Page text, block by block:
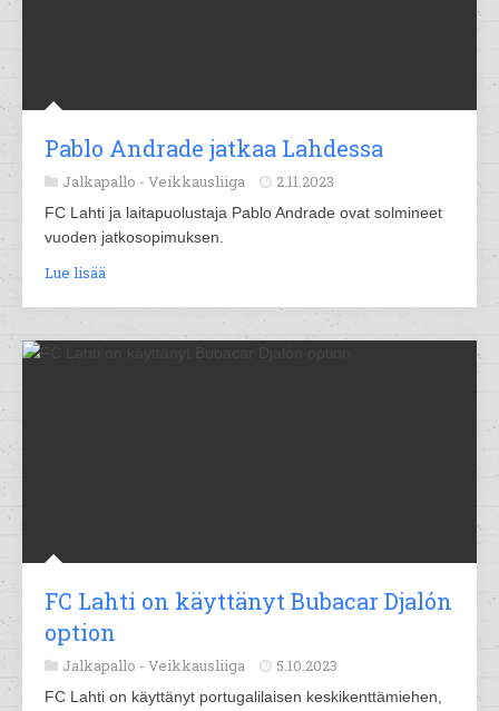
Pablo Andrade jatkaa Lahdessa
Jalkapallo - Veikkausliiga 2.11.2023
FC Lahti ja laitapuolustaja Pablo Andrade ovat solmineet
vuoden jatkosopimuksen.
Lue lisää
FC Lahti on käyttänyt Bubacar Djalón
option
Jalkapallo - Veikkausliiga 5.10.2023
FC Lahti on käyttänyt portugalilaisen keskikenttämiehen,